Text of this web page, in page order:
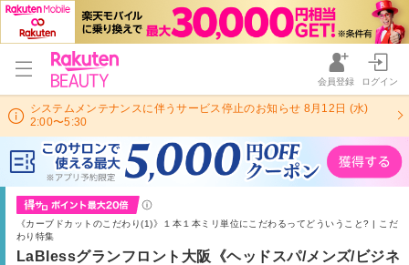
会員登録 ログイン
システムメンテナンスに伴うサービス停止のお知らせ 8月12日 (水)
2:00〜5:30
《カーブドカットのこだわり(1)》１本１本ミリ単位にこだわるってどういうこと? | こだ
わり特集
LaBlessグランフロント大阪《ヘッドスパ/メンズ/ビジネ